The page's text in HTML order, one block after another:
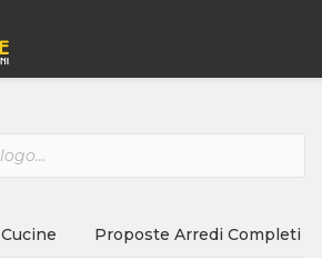
Cucine Proposte Arredi Completi